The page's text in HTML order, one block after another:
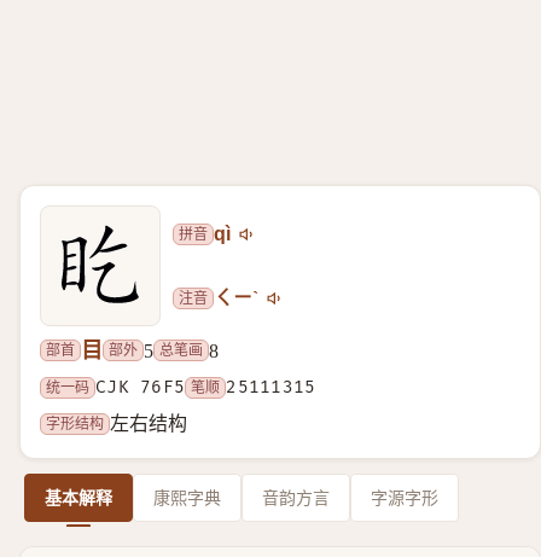
拼音 qì
注音 ㄑㄧˋ
部首 目 部外 5 总笔画 8
统一码 CJK 76F5 笔顺 25111315
字形结构 左右结构
基本解释 康熙字典 音韵方言 字源字形